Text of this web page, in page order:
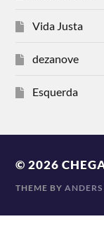
Vida Justa
dezanove
Esquerda
© 2026
THEME BY